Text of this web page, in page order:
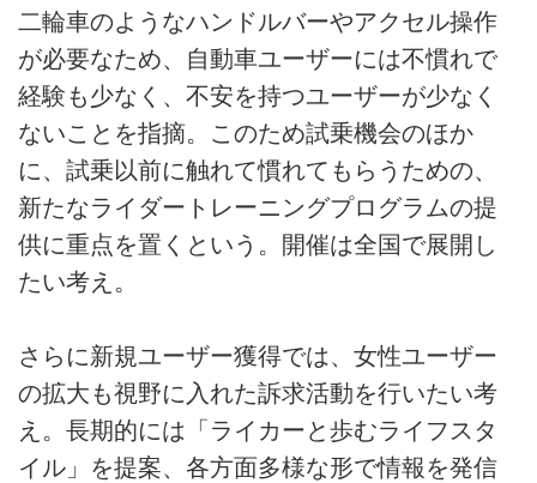
二輪車のようなハンドルバーやアクセル操作
が必要なため、自動車ユーザーには不慣れで
経験も少なく、不安を持つユーザーが少なく
ないことを指摘。このため試乗機会のほか
に、試乗以前に触れて慣れてもらうための、
新たなライダートレーニングプログラムの提
供に重点を置くという。開催は全国で展開し
たい考え。
さらに新規ユーザー獲得では、女性ユーザー
の拡大も視野に入れた訴求活動を行いたい考
え。長期的には「ライカーと歩むライフスタ
イル」を提案、各方面多様な形で情報を発信